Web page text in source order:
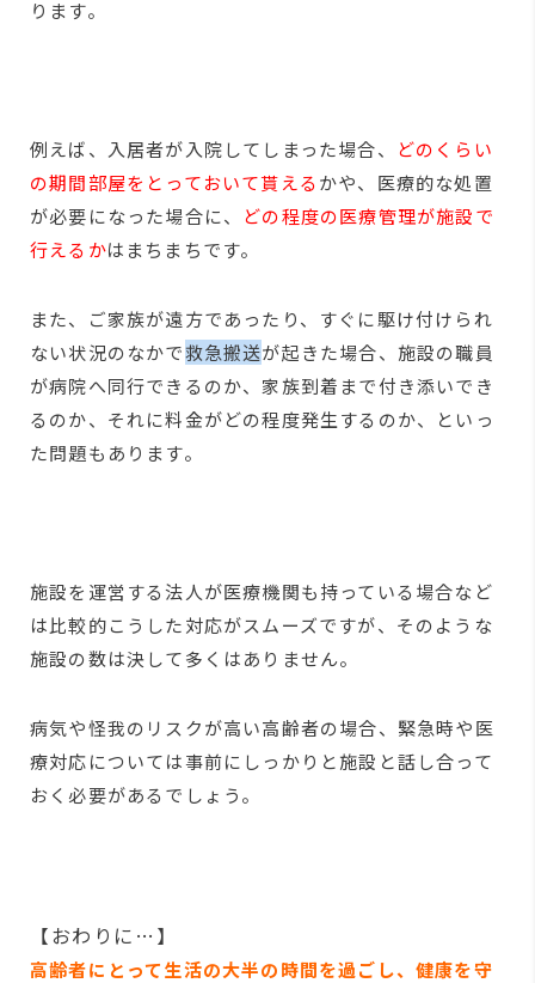
ります。
例えば、入居者が入院してしまった場合、
どのくらい
の期間部屋をとっておいて貰えるかや、医療的な処置
が必要になった場合に、 どの程度の医療管理が施設で
行えるかはまちまちです。
また、ご家族が遠方であったり、すぐに駆け付けられ
ない状況のなかで救急搬送が起きた場合、施設の職員
が病院へ同行できるのか、家族到着まで付き添いでき
るのか、それに料金がどの程度発生するのか、といっ
た問題もあります。
施設を運営する法人が医療機関も持っている場合など
は比較的こうした対応がスムーズですが、そのような
施設の数は決して多くはありません。
病気や怪我のリスクが高い高齢者の場合、緊急時や医
療対応については事前にしっかりと施設と話し合って
おく必要があるでしょう。
【おわりに…】
高齢者にとって生活の大半の時間を過ごし、健康を守